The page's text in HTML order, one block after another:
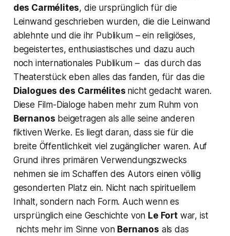
des Carmélites, die ursprünglich für die
Leinwand geschrieben wurden, die die Leinwand
ablehnte und die ihr Publikum – ein religiöses,
begeistertes, enthusiastisches und dazu auch
noch internationales Publikum – das durch das
Theaterstück eben alles das fanden, für das die
Dialogues des Carmélites nicht gedacht waren.
Diese Film-Dialoge haben mehr zum Ruhm von
Bernanos beigetragen als alle seine anderen
fiktiven Werke. Es liegt daran, dass sie für die
breite Öffentlichkeit viel zugänglicher waren. Auf
Grund ihres primären Verwendungszwecks
nehmen sie im Schaffen des Autors einen völlig
gesonderten Platz ein. Nicht nach spirituellem
Inhalt, sondern nach Form. Auch wenn es
ursprünglich eine Geschichte von Le Fortwar, ist
nichts mehr im Sinne von Bernanos als das